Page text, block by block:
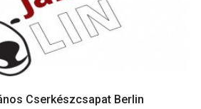
Cserkészcsapat Berlin